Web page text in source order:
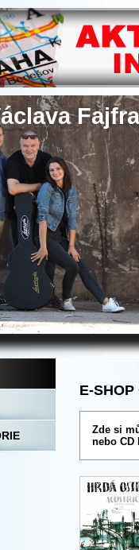
Fajfra
E-SHOP
Zde si
nebo CD